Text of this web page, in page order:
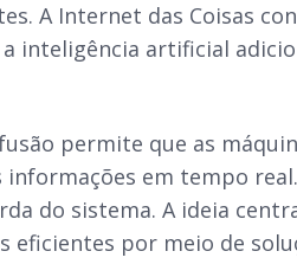
A Internet das Coisas
inteligência artificial
permite que as
em tempo
do sistema. A ideia
eficientes por meio de